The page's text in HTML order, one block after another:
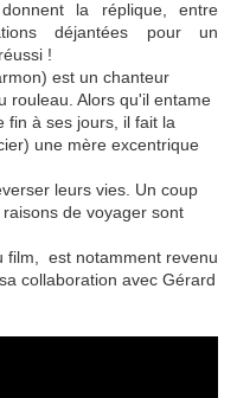
la réplique, entre
déjantées pour un
!
est un chanteur
rouleau. Alors qu'il entame
fin à ses jours, il fait la
une mère excentrique
leurs vies. Un coup
de voyager sont
film, est notamment revenu
collaboration avec Gérard